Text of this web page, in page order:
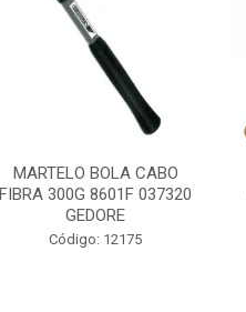
MARTELO BOLA CABO
FIBRA 300G 8601F 037320
GEDORE
Código: 12175